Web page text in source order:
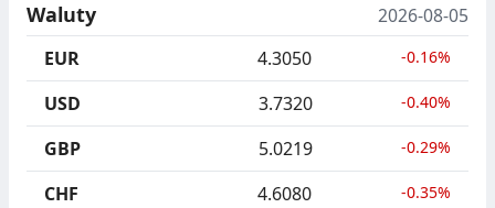
E
,
S
E
C
J
A
Waluty
2026-08-05
EUR
4.3050 -0.16%
USD 3.7320 -0.40%
GBP 5.0219 -0.29%
CHF 4.6080 -0.35%